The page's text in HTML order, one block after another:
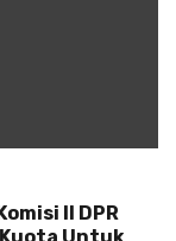
II DPR